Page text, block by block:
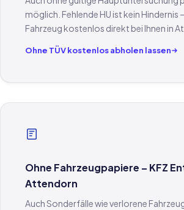
möglich. Fehlende HU ist kein Hindernis
Fahrzeug kostenlos direkt bei Ihnen in
Ohne TÜV kostenlos abholen lassen
Ohne Fahrzeugpapiere – KFZ
Attendorn
Auch Sonderfälle wie verlorene